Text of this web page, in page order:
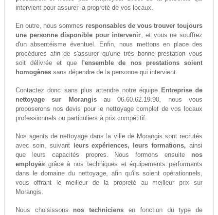
intervient pour assurer la propreté de vos locaux.
En outre, nous sommes responsables de vous trouver toujours
une personne disponible pour intervenir, et vous ne souffrez
d'un absentéisme éventuel. Enfin, nous mettons en place des
procédures afin de s'assurer qu'une très bonne prestation vous
soit délivrée et que
l'ensemble de nos prestations soient
homogènessans dépendre de la personne qui intervient.
Contactez donc sans plus attendre notre équipe Entreprise de
nettoyage sur Morangisau 06.60.62.19.90, nous vous
proposerons nos devis pour le nettoyage complet de vos locaux
professionnels ou particuliers à prix compétitif.
Nos agents de nettoyage dans la ville de Morangis sont recrutés
avec soin, suivant
leurs expériences, leurs formations, ainsi
que leurs capacités propres. Nous formons ensuite nos
employésgrâce à nos techniques et équipements performants
dans le domaine du nettoyage, afin qu'ils soient opérationnels,
vous offrant le meilleur de la propreté au meilleur prix sur
Morangis.
Nous choisissons nos techniciens en fonction du type de